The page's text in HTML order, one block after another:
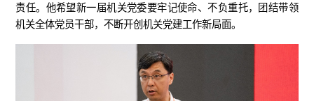
责任。他希望新一届机关党委要牢记使命、不负重托，团结带领
机关全体党员干部，不断开创机关党建工作新局面。